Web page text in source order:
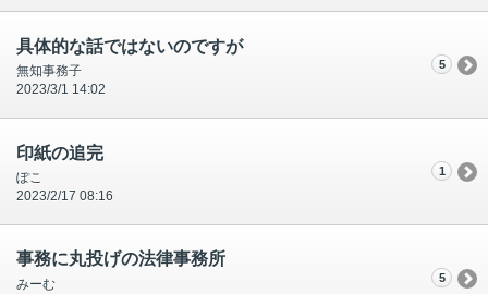
具体的な話ではないのですが
無知事務子
2023/3/1 14:02
5
印紙の追完
ぽこ
2023/2/17 08:16
1
事務に丸投げの法律事務所
みーむ 5